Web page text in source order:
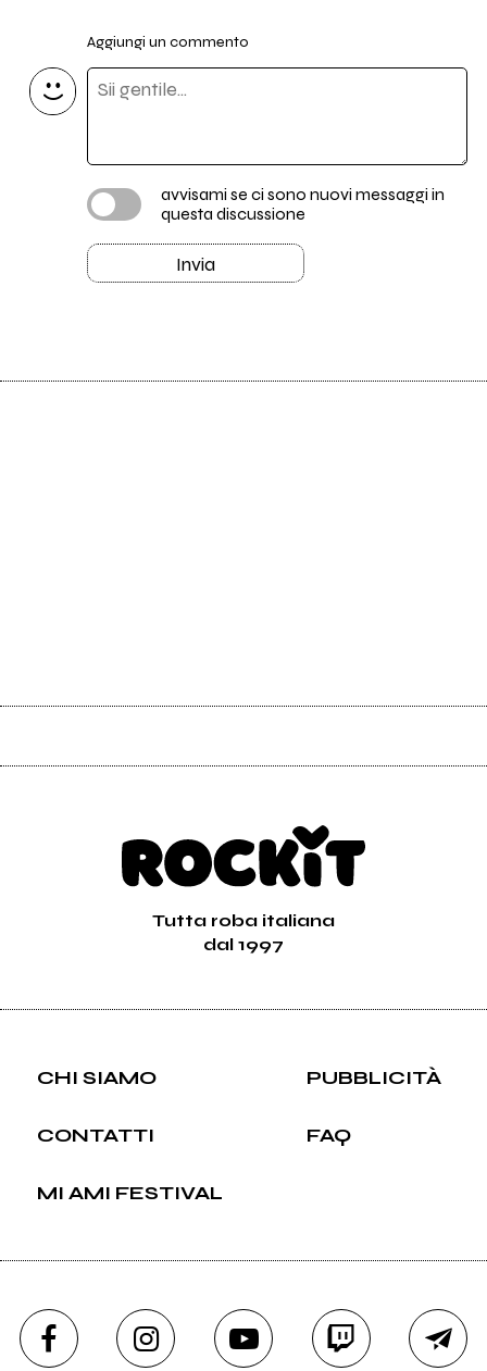
Aggiungi un commento
avvisami se ci sono nuovi messaggi in
questa discussione
Invia
Tutta roba italiana
dal 1997
CHI SIAMO PUBBLICITÀ
CONTATTI FAQ
MI AMI FESTIVAL